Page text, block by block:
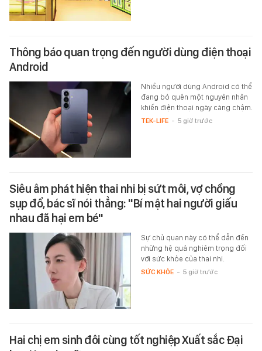
Thông báo quan trọng đến người dùng điện thoại
Android
Nhiều người dùng Android có thể
đang bỏ quên một nguyên nhân
khiến điện thoại ngày càng chậm.
TEK-LIFE - 5 giờ trước
Siêu âm phát hiện thai nhi bị sứt môi, vợ chồng
sụp đổ, bác sĩ nói thẳng: "Bí mật hai người giấu
nhau đã hại em bé"
Sự chủ quan này có thể dẫn đến
những hệ quả nghiêm trọng đối
với sức khỏe của thai nhi.
SỨC KHỎE - 5 giờ trước
Hai chị em sinh đôi cùng tốt nghiệp Xuất sắc Đại